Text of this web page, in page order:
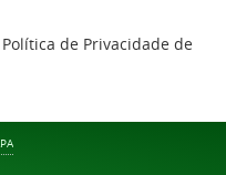
de Privacidade de